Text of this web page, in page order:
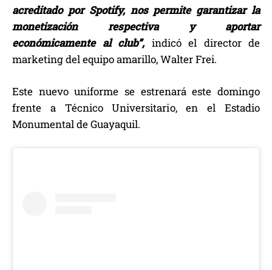
acreditado por Spotify, nos permite garantizar la
monetización respectiva y aportar
económicamente al club”, indicó el director de
marketing del equipo amarillo, Walter Frei.
Este nuevo uniforme se estrenará este domingo
frente a Técnico Universitario, en el Estadio
Monumental de Guayaquil.